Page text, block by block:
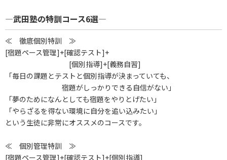
―武田塾の特訓コース6選―
≪ 徹底個別特訓 ≫
[宿題ペース管理]+[確認テスト]+
[個別指導]+[義務自習]
「毎日の課題とテストと個別指導が決まっていても、
宿題がしっかりできる自信がない」
「夢のためになんとしても宿題をやりとげたい」
「やらざるを得ない環境に自分を追い込みたい」
という生徒に非常にオススメのコースです。
≪ 個別管理特訓 ≫
[宿題ペース管理]+[確認テスト]+[個別指導]